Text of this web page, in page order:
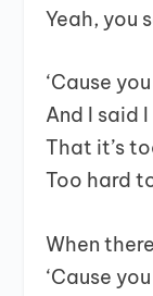
Yeah, you
‘Cause
And I said
That it’s
Too hard
When
‘Cause